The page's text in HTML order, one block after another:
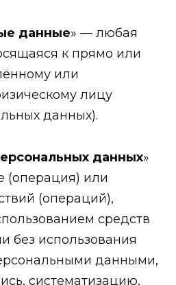
данные» — любая
к прямо или
или
лицу
данных).
данных»
(операция) или
(операций),
средств
без использования
данными,
систематизацию,